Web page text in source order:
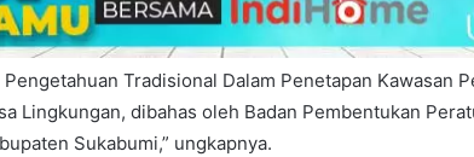
Tradisional Dalam Penetapan Kawasan
Lingkungan, dibahas oleh Badan Pembentukan
Sukabumi,” ungkapnya.